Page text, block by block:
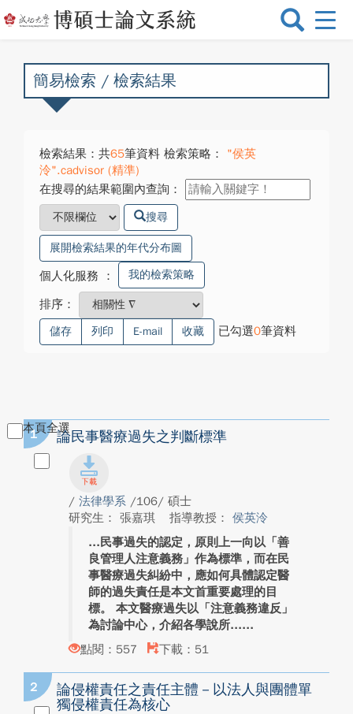
選
換
簡易檢索 / 檢索結果
檢索結果：共65筆資料 檢索策略：
"侯英
泠".cadvisor (精準)
在搜尋的結果範圍內查詢：
搜尋
展開檢索結果的年代分布圖
個人化服務 ： 我的檢索策略
排序：
儲存 列印 E-mail 收藏 已勾選0筆資料
本頁全選
1 論民事醫療過失之判斷標準
/ 法律學系 /106/ 碩士
研究生： 張嘉琪
指導教授： 侯英泠
民事過失的認定，原則上一向以「善
良管理人注意義務」作為標準，而在民
事醫療過失糾紛中，應如何具體認定醫
師的過失責任是本文首重要處理的目
標。 本文醫療過失以「注意義務違反」
為討論中心，介紹各學說所...
點閱：557
下載：51
2
論侵權責任之責任主體－以法人與團體單
獨侵權責任為核心